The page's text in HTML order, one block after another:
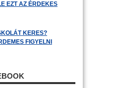
EZT AZ ÉRDEKES
KERES?
FIGYELNI